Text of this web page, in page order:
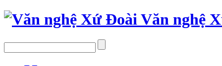
Văn nghệ